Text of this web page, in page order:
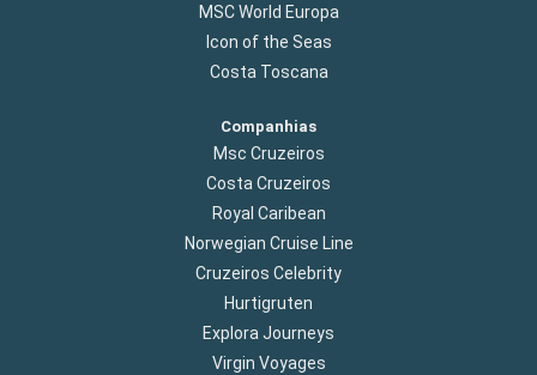
MSC World Europa
Icon of the Seas
Costa Toscana
Companhias
Msc Cruzeiros
Costa Cruzeiros
Royal Caribean
Norwegian Cruise Line
Cruzeiros Celebrity
Hurtigruten
Explora Journeys
Virgin Voyages